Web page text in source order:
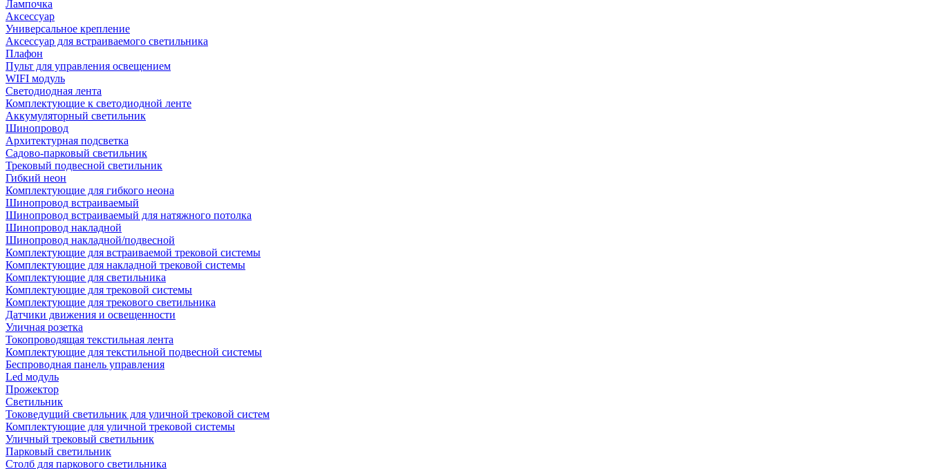
Лампочка
Аксессуар
Универсальное крепление
Аксессуар для встраиваемого светильника
Плафон
Пульт для управления освещением
WIFI модуль
Светодиодная лента
Комплектующие к светодиодной ленте
Аккумуляторный светильник
Шинопровод
Архитектурная подсветка
Садово-парковый светильник
Трековый подвесной светильник
Гибкий неон
Комплектующие для гибкого неона
Шинопровод встраиваемый
Шинопровод встраиваемый для натяжного потолка
Шинопровод накладной
Шинопровод накладной/подвесной
Комплектующие для встраиваемой трековой системы
Комплектующие для накладной трековой системы
Комплектующие для светильника
Комплектующие для трековой системы
Комплектующие для трекового светильника
Датчики движения и освещенности
Уличная розетка
Токопроводящая текстильная лента
Комплектующие для текстильной подвесной системы
Беспроводная панель управления
Led модуль
Прожектор
Светильник
Токоведущий светильник для уличной трековой систем
Комплектующие для уличной трековой системы
Уличный трековый светильник
Парковый светильник
Столб для паркового светильника